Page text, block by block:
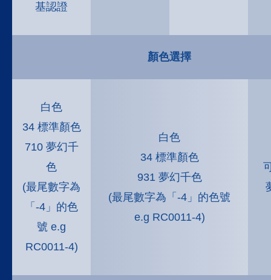
基認證
顏色選擇
白色
34 標準顏色
710 夢幻千
色
(最尾數字為
「-4」的色
號 e.g
RC0011-4)
白色
34 標準顏色
931 夢幻千色
(最尾數字為「-4」的色號
e.g RC0011-4)